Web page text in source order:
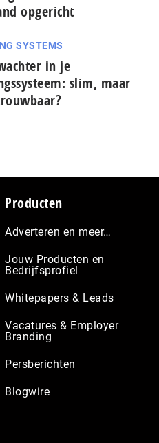
opgericht
SYSTEMS
in je
slim, maar
Producten
Adverteren en meer…
Jouw Producten en
Bedrijfsprofiel
Whitepapers & Leads
Vacatures & Employer
Branding
Persberichten
Blogwire